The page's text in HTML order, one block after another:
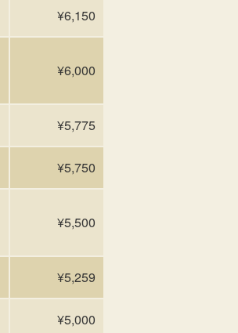
¥6,150
¥6,000
¥5,775
¥5,750
¥5,500
¥5,259
¥5,000